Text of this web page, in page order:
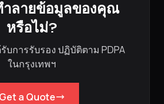
ำลายข้อมูลของคุณ
หรือไม่?
บการรับรอง ปฏิบัติตาม PDPA
ในกรุงเทพฯ
Get a Quote